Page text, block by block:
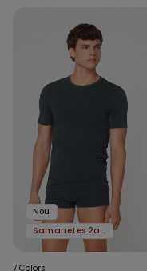
Nou
Samarretes 2a al -50%
7 Colors